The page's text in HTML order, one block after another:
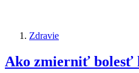
Zdravie
Ako zmierniť bolesť